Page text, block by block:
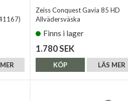
Zeiss Conquest Gavia 85 HD
Allvädersväska
Finns i lager
1.780 SEK
LÄS MER
KÖP